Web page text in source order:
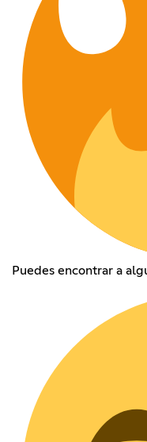
Puedes encontrar a